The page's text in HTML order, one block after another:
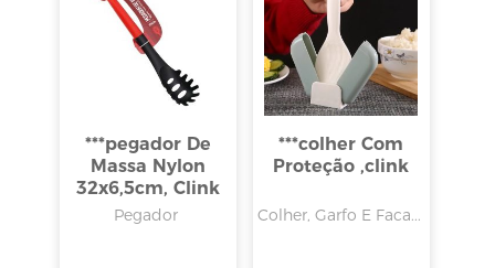
***pegador De
Massa Nylon
32x6,5cm, Clink
Pegador
***colher Com
Proteção ,clink
Colher, Garfo E Faca...